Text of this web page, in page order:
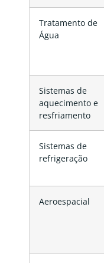
Tratamento de
Água
Sistemas de
aquecimento e
resfriamento
Sistemas de
refrigeração
Aeroespacial